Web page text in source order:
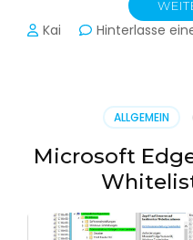
Kai Hinterlasse
ALLGEMEIN
Microsoft